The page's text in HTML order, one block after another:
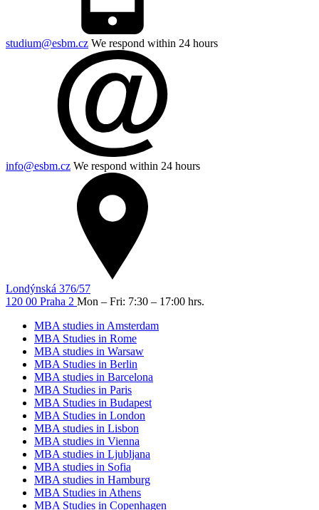
studium@esbm.cz We respond within 24 hours
info@esbm.cz We respond within 24 hours
Londýnská 376/57
120 00 Praha 2 Mon – Fri: 7:30 – 17:00 hrs.
MBA studies in Amsterdam
MBA Studies in Rome
MBA studies in Warsaw
MBA Studies in Berlin
MBA studies in Barcelona
MBA Studies in Paris
MBA Studies in Budapest
MBA Studies in London
MBA studies in Lisbon
MBA studies in Vienna
MBA studies in Ljubljana
MBA studies in Sofia
MBA studies in Hamburg
MBA Studies in Athens
MBA Studies in Copenhagen